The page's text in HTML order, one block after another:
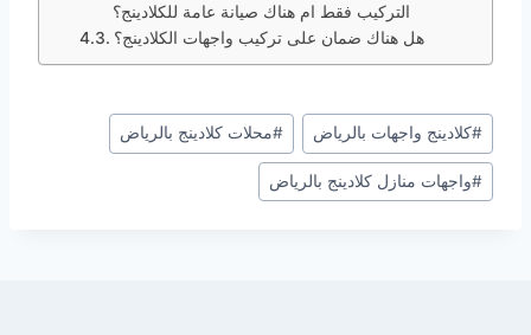
التركيب فقط ام هناك صيانة عامة للكلادينج؟
هل هناك ضمان على تركيب واجهات الكلادينج؟
وسوم
المقال:
#كلادينج واجهات بالرياض #محلات كلادينج بالرياض
#واجهات منازل كلادينج بالرياض